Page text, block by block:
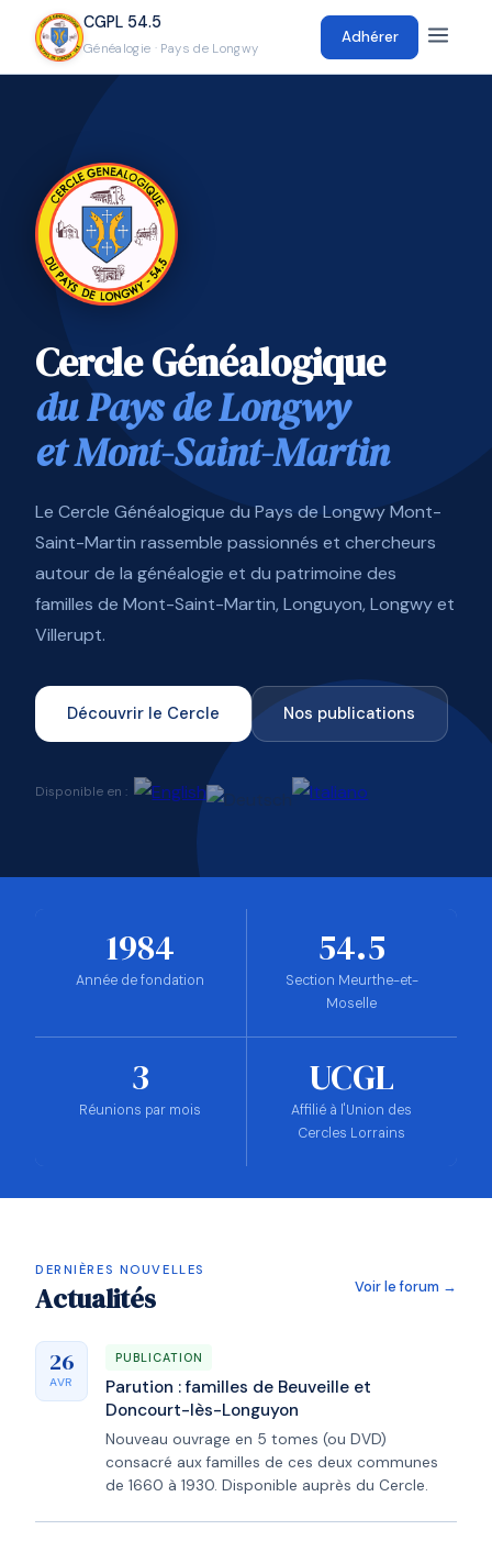
CGPL 54.5
Généalogie · Pays de Longwy
Adhérer
Cercle Généalogique
du Pays de Longwy
et Mont-Saint-Martin
Le Cercle Généalogique du Pays de Longwy Mont-
Saint-Martin rassemble passionnés et chercheurs
autour de la généalogie et du patrimoine des
familles de Mont-Saint-Martin, Longuyon, Longwy et
Villerupt.
Découvrir le Cercle Nos publications
Disponible en :
1984
Année de fondation
54.5
Section Meurthe-et-
Moselle
3
Réunions par mois
UCGL
Affilié à l'Union des
Cercles Lorrains
DERNIÈRES NOUVELLES
Actualités Voir le forum →
26
AVR
PUBLICATION
Parution : familles de Beuveille et
Doncourt-lès-Longuyon
Nouveau ouvrage en 5 tomes (ou DVD)
consacré aux familles de ces deux communes
de 1660 à 1930. Disponible auprès du Cercle.